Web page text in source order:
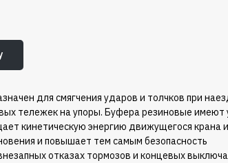
для смягчения ударов и толчков при
тележек на упоры. Буфера резиновые имеют
кинетическую энергию движущегося крана
и повышает тем самым безопасность
отказах тормозов и концевых